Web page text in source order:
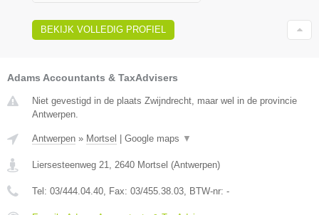
BEKIJK VOLLEDIG PROFIEL
Adams Accountants & TaxAdvisers
Niet gevestigd in de plaats Zwijndrecht, maar wel in de provincie
Antwerpen.
Antwerpen » Mortsel Google maps ▼
Liersesteenweg 21, 2640 Mortsel (Antwerpen)
Tel: 03/444.04.40, Fax: 03/455.38.03, BTW-nr: -